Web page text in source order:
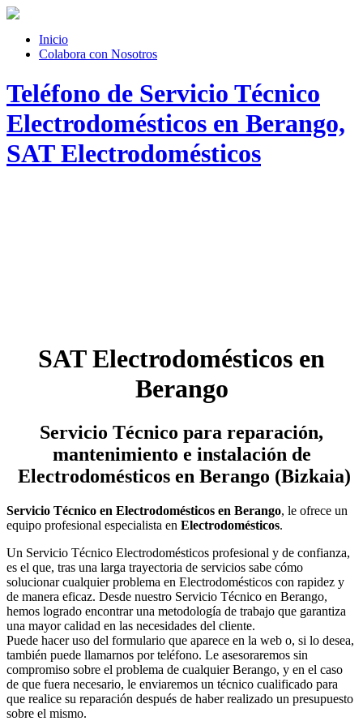
Inicio
Colabora con Nosotros
Teléfono de Servicio Técnico
Electrodomésticos en Berango,
SAT Electrodomésticos
SAT Electrodomésticos en
Berango
Servicio Técnico para reparación,
mantenimiento e instalación de
Electrodomésticos en Berango (Bizkaia)
Servicio Técnico en Electrodomésticos en Berango, le ofrece un
equipo profesional especialista en Electrodomésticos.
Un Servicio Técnico Electrodomésticos profesional y de confianza,
es el que, tras una larga trayectoria de servicios sabe cómo
solucionar cualquier problema en Electrodomésticos con rapidez y
de manera eficaz. Desde nuestro Servicio Técnico en Berango,
hemos logrado encontrar una metodología de trabajo que garantiza
una mayor calidad en las necesidades del cliente.
Puede hacer uso del formulario que aparece en la web o, si lo desea,
también puede llamarnos por teléfono. Le asesoraremos sin
compromiso sobre el problema de cualquier Berango, y en el caso
de que fuera necesario, le enviaremos un técnico cualificado para
que realice su reparación después de haber realizado un presupuesto
sobre el mismo.